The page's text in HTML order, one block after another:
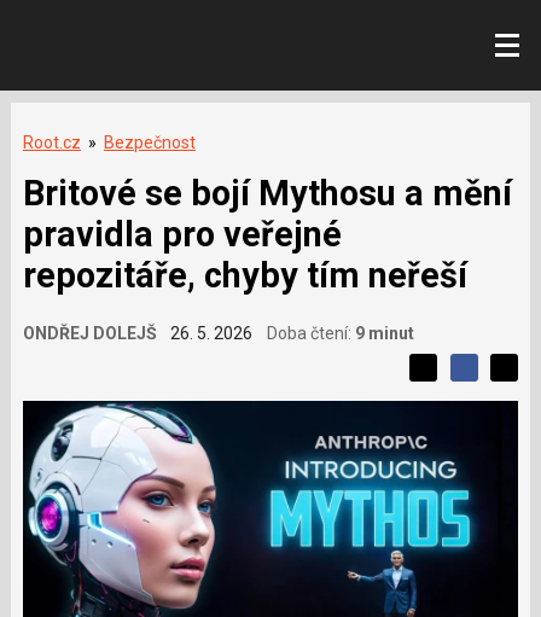
Root.cz » Bezpečnost
Britové se bojí Mythosu a mění
pravidla pro veřejné
repozitáře, chyby tím neřeší
ONDŘEJ DOLEJŠ 26. 5. 2026 Doba čtení: 9 minut
s
e
á
m
S
d
l
e
t
S
d
t
e
a
d